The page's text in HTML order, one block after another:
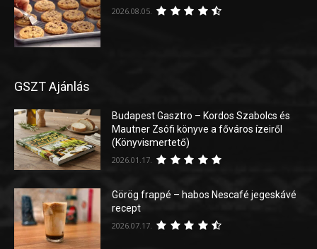
2026.08.05.
GSZT Ajánlás
Budapest Gasztro – Kordos Szabolcs és
Mautner Zsófi könyve a főváros ízeiről
(Könyvismertető)
2026.01.17.
Görög frappé – habos Nescafé jegeskávé
recept
2026.07.17.